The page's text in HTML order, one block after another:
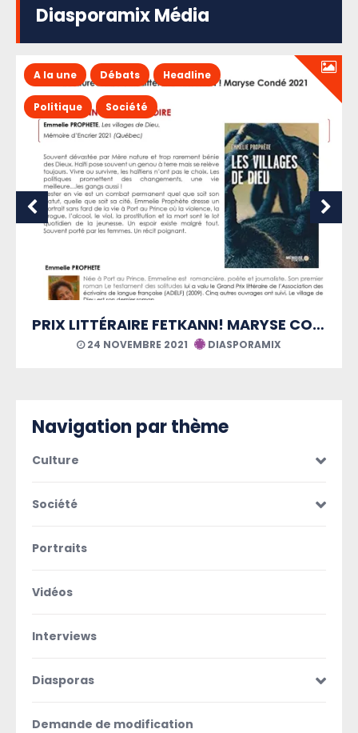
Diasporamix Média
PRIX LITTÉRAIRE FETKANN! MARYSE CONDÉ
A la une Débats
Politique
21 AOÛT 2021 DIASPORAMIX
Navigation par thème
Culture
Société
Portraits
Vidéos
Interviews
Diasporas
Demande de modification